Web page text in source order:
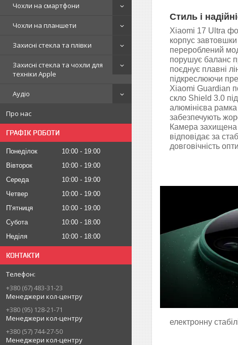
Чохли на смартфони
Чохли на планшети
Захисні стекла та плівки
Захисні стекла та чохли для
техніки Apple
Аудіо
Про нас
ГРАФІК РОБОТИ
Понеділок 10:00
19:00
Вівторок
10:00
19:00
Середа
10:00
19:00
Четвер
10:00
19:00
Пʼятниця
10:00
19:00
Субота
10:00
18:00
Неділя
10:00 18:00
КОНТАКТИ
+380 (67) 483-31-23
Менеджери кол-центру
+380 (95) 128-21-71
Менеджери кол-центру
+380 (57) 744-27-50
Менеджери кол-центру
Стиль і
Xiaomi 17 Ultra
корпус
перероблений
порушує баланс
поєднує плавні
підкреслюючи
Xiaomi Guardian
скло Shield 3.0
алюмінієва
забезпечують
Камера
відповідає за
довговічність
електронну